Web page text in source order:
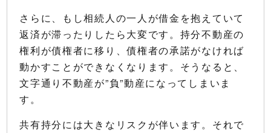
さらに、もし相続人の一人が借金を抱えていて
返済が滞ったりしたら大変です。持分不動産の
権利が債権者に移り、債権者の承諾がなければ
動かすことができなくなります。そうなると、
文字通り不動産が”負”動産になってしまいま
す。
共有持分には大きなリスクが伴います。それで